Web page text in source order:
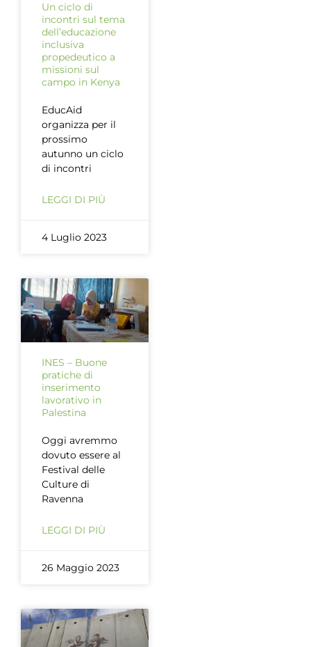
Un ciclo di
incontri sul tema
dell’educazione
inclusiva
propedeutico a
missioni sul
campo in Kenya
EducAid
organizza per il
prossimo
autunno un ciclo
di incontri
LEGGI DI PIÙ
4 Luglio 2023
INES – Buone
pratiche di
inserimento
lavorativo in
Palestina
Oggi avremmo
dovuto essere al
Festival delle
Culture di
Ravenna
LEGGI DI PIÙ
26 Maggio 2023